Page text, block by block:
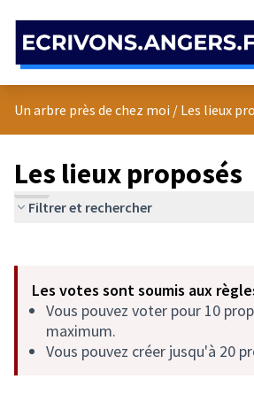
Un arbre près de chez moi / Les lieux
Les lieux proposés
Filtrer et rechercher
−
Les votes sont soumis aux
Vous pouvez voter pour 10
maximum.
Vous pouvez créer jusqu'à 20